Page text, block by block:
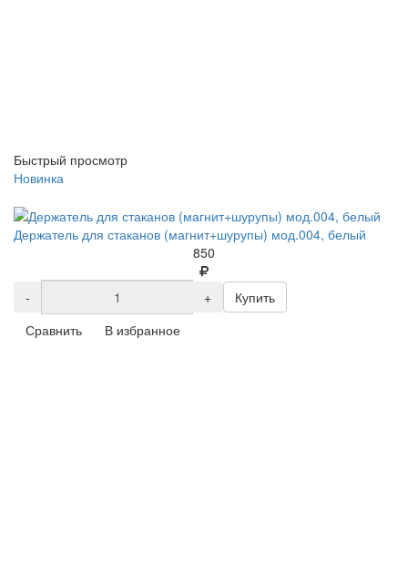
Быстрый просмотр
Новинка
Держатель для стаканов (магнит+шурупы) мод.004, белый
850
- +
Купить
Сравнить
В избранное